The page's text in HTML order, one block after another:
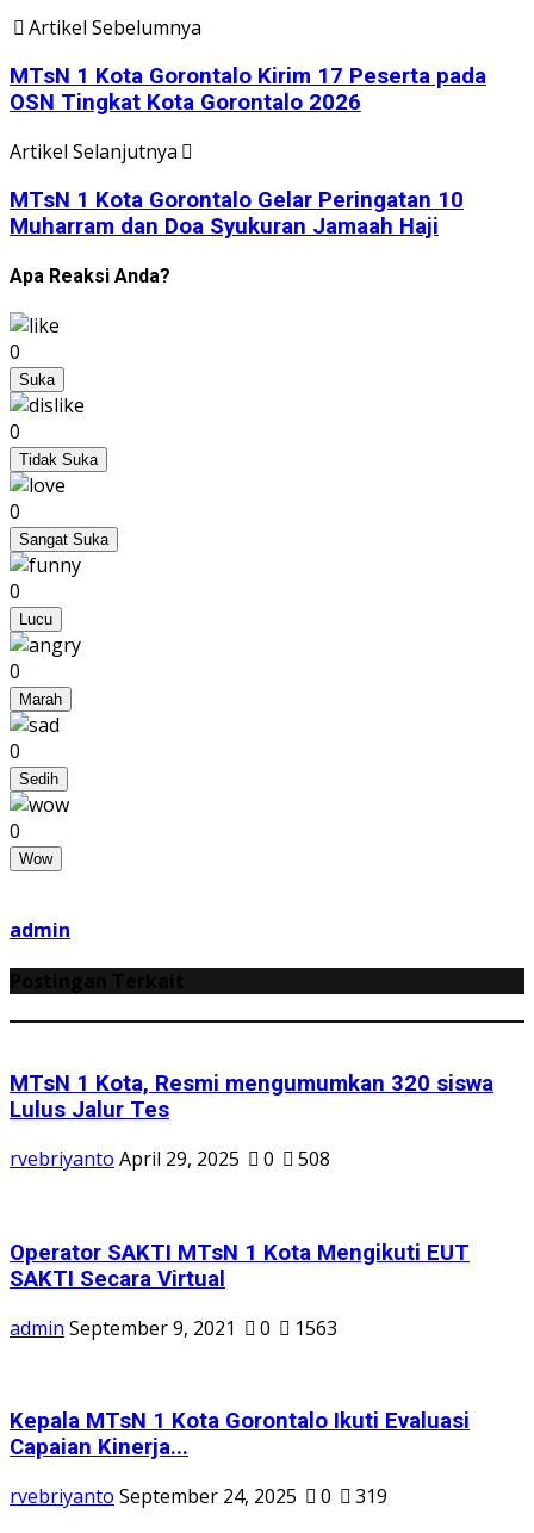
Artikel Sebelumnya
MTsN 1 Kota Gorontalo Kirim 17 Peserta pada
OSN Tingkat Kota Gorontalo 2026
Artikel Selanjutnya
MTsN 1 Kota Gorontalo Gelar Peringatan 10
Muharram dan Doa Syukuran Jamaah Haji
Apa Reaksi Anda?
0
Suka
0
Tidak Suka
0
Sangat Suka
0
Lucu
0
Marah
0
Sedih
0
Wow
admin
MTsN 1 Kota, Resmi mengumumkan 320 siswa
Lulus Jalur Tes
rvebriyanto April 29, 2025 0 508
Operator SAKTI MTsN 1 Kota Mengikuti EUT
SAKTI Secara Virtual
admin September 9, 2021 0 1563
Kepala MTsN 1 Kota Gorontalo Ikuti Evaluasi
Capaian Kinerja...
rvebriyanto September 24, 2025 0 319